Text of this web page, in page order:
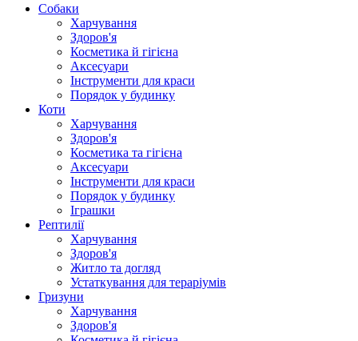
Собаки
Харчування
Здоров'я
Косметика й гігієна
Аксесуари
Інструменти для краси
Порядок у будинку
Коти
Харчування
Здоров'я
Косметика та гігієна
Аксесуари
Інструменти для краси
Порядок у будинку
Іграшки
Рептилії
Харчування
Здоров'я
Житло та догляд
Устаткування для тераріумів
Гризуни
Харчування
Здоров'я